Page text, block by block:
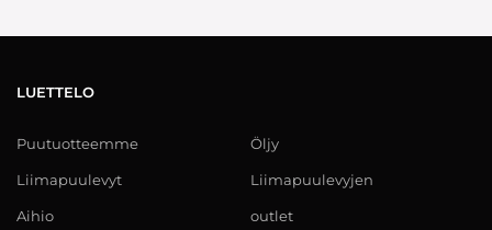
LUETTELO
Puutuotteemme
Liimapuulevyt
Aihio
Öljy
Liimapuulevyjen
outlet